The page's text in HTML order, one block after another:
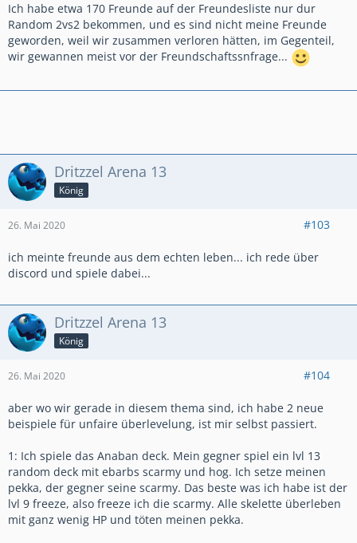
Ich habe etwa 170 Freunde auf der Freundesliste nur dur
Random 2vs2 bekommen, und es sind nicht meine Freunde
geworden, weil wir zusammen verloren hätten, im Gegenteil,
wir gewannen meist vor der Freundschaftssnfrage...
Dritzzel Arena 13
König
26. Mai 2020 #103
ich meinte freunde aus dem echten leben... ich rede über
discord und spiele dabei...
Dritzzel Arena 13
König
26. Mai 2020 #104
aber wo wir gerade in diesem thema sind, ich habe 2 neue
beispiele für unfaire überlevelung, ist mir selbst passiert.
1: Ich spiele das Anaban deck. Mein gegner spiel ein lvl 13
random deck mit ebarbs scarmy und hog. Ich setze meinen
pekka, der gegner seine scarmy. Das beste was ich habe ist der
lvl 9 freeze, also freeze ich die scarmy. Alle skelette überleben
mit ganz wenig HP und töten meinen pekka.